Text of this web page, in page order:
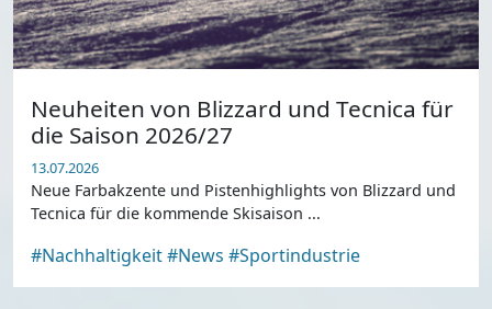
Neuheiten von Blizzard und Tecnica für
die Saison 2026/27
13.07.2026
Neue Farbakzente und Pistenhighlights von Blizzard und
Tecnica für die kommende Skisaison ...
#Nachhaltigkeit#News #Sportindustrie